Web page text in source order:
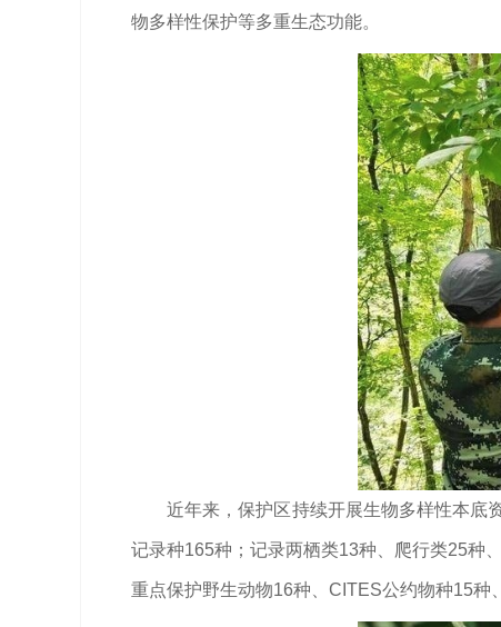
物多样性保护等多重生态功能。
近年来，保护区持续开展生物多样性本底
记录种165种；记录两栖类13种、爬行类25种
重点保护野生动物16种、CITES公约物种15种